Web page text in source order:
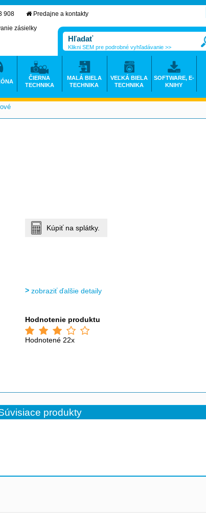
Kúpiť na splátky.
zobraziť ďalšie detaily
Hodnotenie produktu
Hodnotené 22x
produkty
908
Predajne a kontakty
zásielky
Klikni SEM pre podrobné vyhľadávanie >>
ČIERNA
TECHNIKA
MALÁ BIELA
TECHNIKA
VEĽKÁ BIELA
TECHNIKA
SOFTWARE, E-
KNIHY